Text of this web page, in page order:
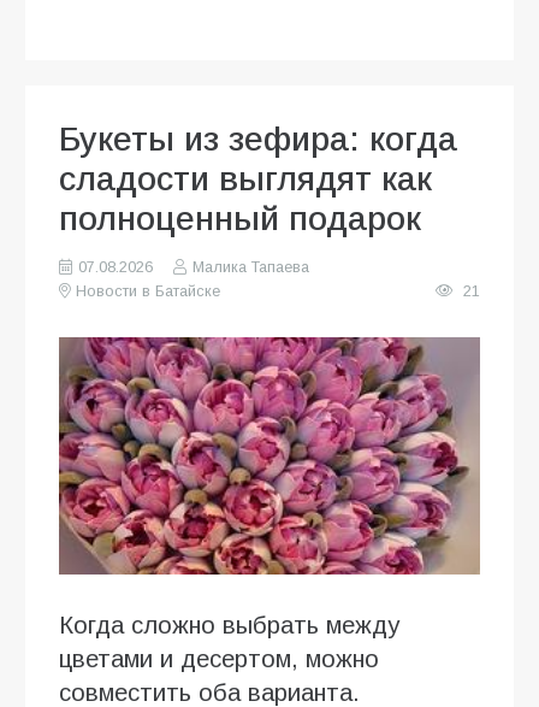
Букеты из зефира: когда
сладости выглядят как
полноценный подарок
07.08.2026
Малика Тапаева
Новости в Батайске
21
Когда сложно выбрать между
цветами и десертом, можно
совместить оба варианта.